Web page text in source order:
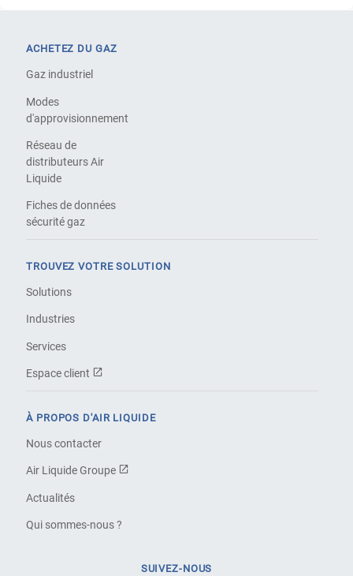
ACHETEZ DU GAZ
Gaz industriel
Modes
d'approvisionnement
Réseau de
distributeurs Air
Liquide
Fiches de données
sécurité gaz
TROUVEZ VOTRE SOLUTION
Solutions
Industries
Services
Espace client
À PROPOS D'AIR LIQUIDE
Nous contacter
Air Liquide Groupe
Actualités
Qui sommes-nous ?
SUIVEZ-NOUS